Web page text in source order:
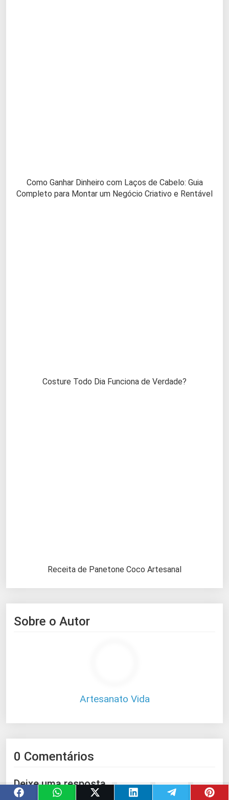
Como Ganhar Dinheiro com Laços de Cabelo: Guia
Completo para Montar um Negócio Criativo e Rentável
Costure Todo Dia Funciona de Verdade?
Receita de Panetone Coco Artesanal
Sobre o Autor
Artesanato Vida
0 Comentários
Deixe uma resposta